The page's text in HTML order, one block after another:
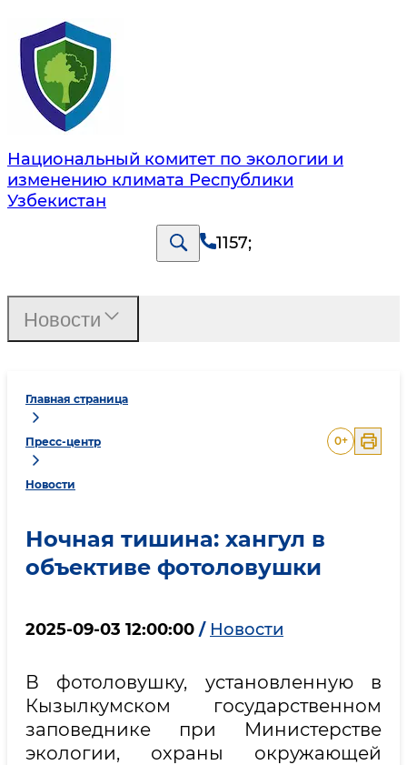
Национальный комитет по экологии и
изменению климата Республики
Узбекистан
1157;
Главная страница
Пресс-центр
Новости
0+
Ночная тишина: хангул в
объективе фотоловушки
2025-09-03 12:00:00 / Новости
В фотоловушку, установленную в
Кызылкумском государственном
заповеднике при Министерстве
экологии, охраны окружающей
Новости